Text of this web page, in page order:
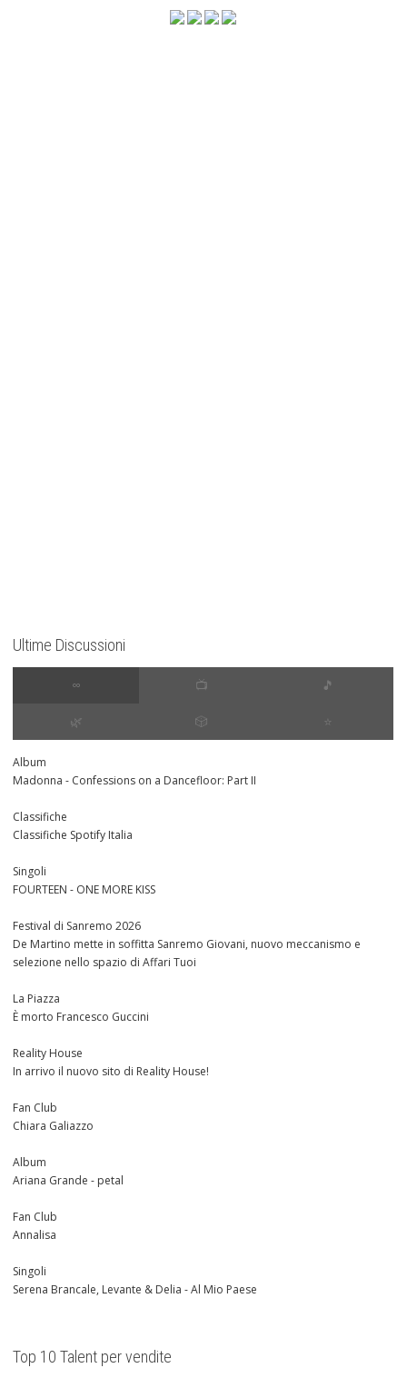
Ultime Discussioni
∞ 📺 🎵
🌿 🎲 ⭐️
Album
Madonna - Confessions on a Dancefloor: Part II
Classifiche
Classifiche Spotify Italia
Singoli
FOURTEEN - ONE MORE KISS
Festival di Sanremo 2026
De Martino mette in soffitta Sanremo Giovani, nuovo meccanismo e
selezione nello spazio di Affari Tuoi
La Piazza
È morto Francesco Guccini
Reality House
In arrivo il nuovo sito di Reality House!
Fan Club
Chiara Galiazzo
Album
Ariana Grande - petal
Fan Club
Annalisa
Singoli
Serena Brancale, Levante & Delia - Al Mio Paese
Top 10 Talent per vendite